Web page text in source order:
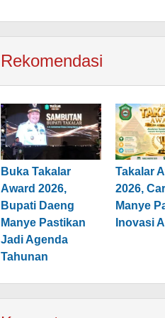
Rekomendasi
Buka Takalar
Award 2026,
Bupati Daeng
Manye Pastikan
Jadi Agenda
Tahunan
Takalar
2026,
Manye
Inovasi